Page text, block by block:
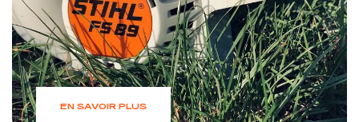
EN SAVOIR PLUS